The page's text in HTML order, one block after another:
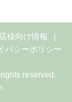
様向け情報
バシーポリシー
reserved.
.